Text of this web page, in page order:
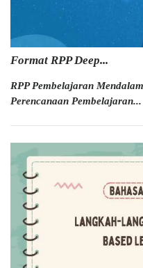
Format RPP Deep...
RPP Pembelajaran Mendalam
Perencanaan Pembelajaran...